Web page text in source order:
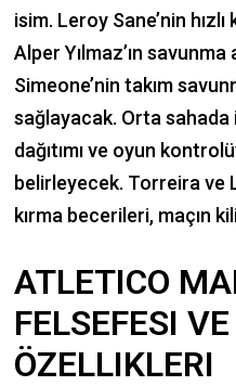
isim. Leroy Sane’nin hızlı
Alper Yılmaz’ın savunma
Simeone’nin takım
sağlayacak. Orta sahada
dağıtımı ve oyun
belirleyecek. Torreira ve
kırma becerileri, maçın
ATLETICO
FELSEFESI
ÖZELLIKLERI